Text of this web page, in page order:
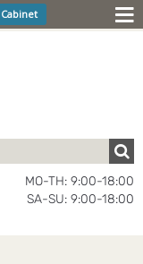
Cabinet
MO-TH: 9:00-18:00
SA-SU: 9:00-18:00